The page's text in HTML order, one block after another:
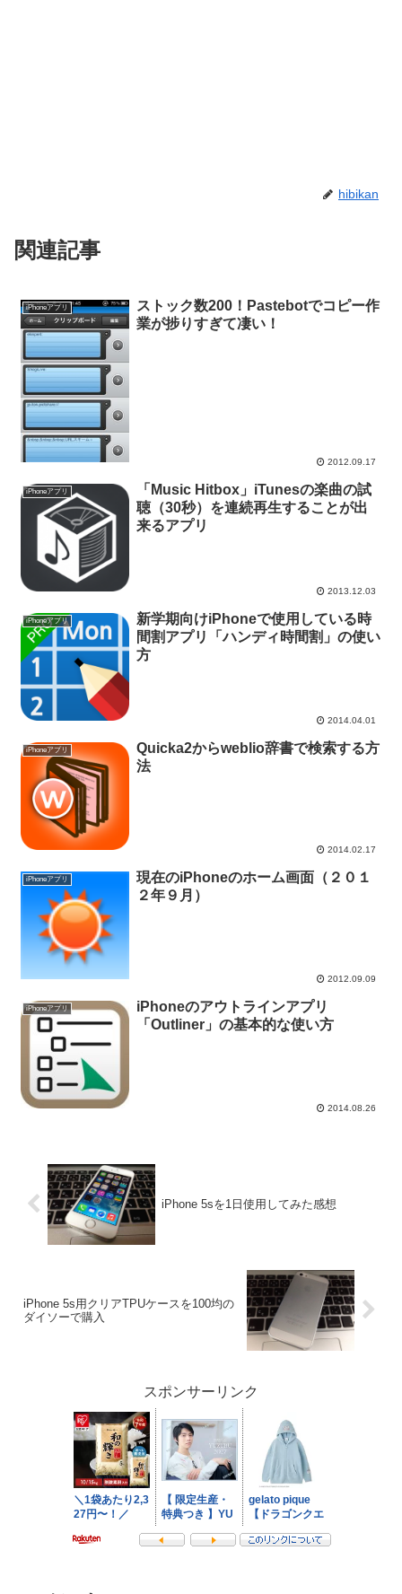
hibikan
関連記事
iPhoneアプリ
ストック数200！Pastebotでコピー作
業が捗りすぎて凄い！
2012.09.17
iPhoneアプリ
「Music Hitbox」iTunesの楽曲の試
聴（30秒）を連続再生することが出
来るアプリ
2013.12.03
iPhoneアプリ
新学期向けiPhoneで使用している時
間割アプリ「ハンディ時間割」の使い
方
2014.04.01
iPhoneアプリ
Quicka2からweblio辞書で検索する方
法
2014.02.17
iPhoneアプリ
現在のiPhoneのホーム画面（２０１
２年９月）
2012.09.09
iPhoneアプリ
iPhoneのアウトラインアプリ
「Outliner」の基本的な使い方
2014.08.26
iPhone 5sを1日使用してみた感想
iPhone 5s用クリアTPUケースを100均の
ダイソーで購入
スポンサーリンク